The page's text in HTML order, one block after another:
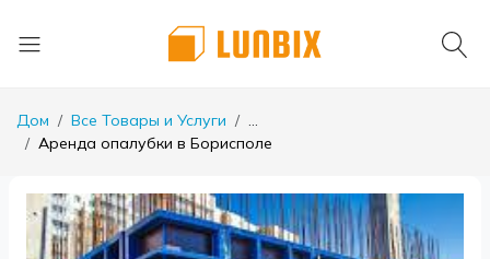
Дом Все Товары и Услуги
...
Аренда опалубки в Борисполе